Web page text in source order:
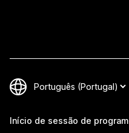
Início de sessão de